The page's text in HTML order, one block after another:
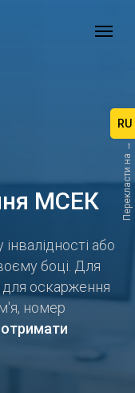
RU
Перекласти на →
МСЕК
або
боці. Для
оскарження
номер